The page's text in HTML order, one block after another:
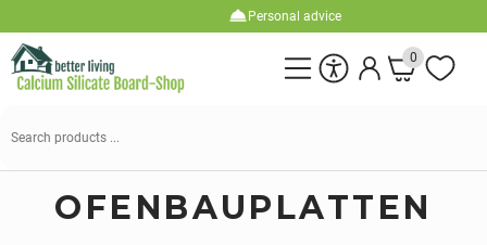
Personal advice
0
Search
OFENBAUPLATTEN